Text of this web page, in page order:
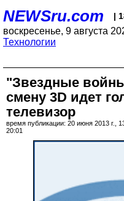
NEWSru.com |
воскресенье, 9 августа
Технологии
"Звездные
смену 3D идет
телевизор
время публикации: 20 июня 2013 г.,
20:01